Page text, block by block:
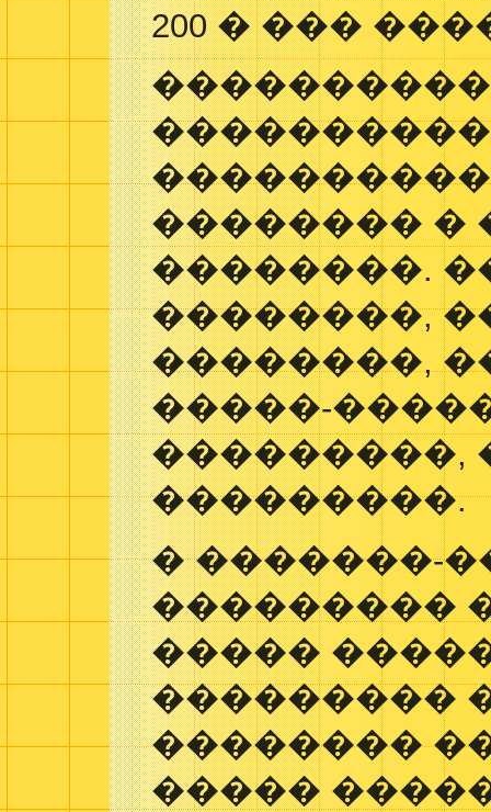
200 � ���
����������
�������� �
��������.
��������,
��������,
�����-
���������,
���������.
� �������-
���������
�����
���������
��������
�����